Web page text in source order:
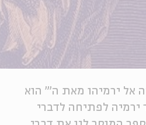
אל ירמיהו מאת ה'" הוא
ירמיה לפתיחה לדברי